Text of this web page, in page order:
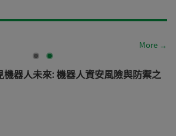
More →
器人未來: 機器人資安風險與防禦之